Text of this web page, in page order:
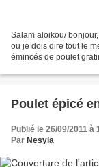
Salam aloikou/
ou je dois dire tout le
émincés de poulet
Poulet épicé
Publié le 26/09/2011 à
Par Nesyla